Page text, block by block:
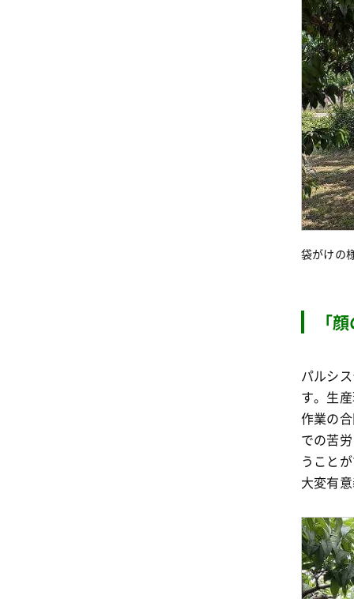
袋がけの
「
パルシ
す。生
作業の
での苦
うこと
大変有